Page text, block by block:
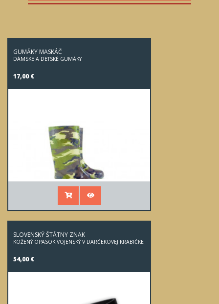
GUMÁKY MASKÁČ
DÁMSKE A DETSKÉ GUMÁKY
17,00 €
SLOVENSKÝ ŠTÁTNY ZNAK
KOŽENÝ OPASOK VOJENSKÝ V DARČEKOVEJ KRABIČKE
54,00 €